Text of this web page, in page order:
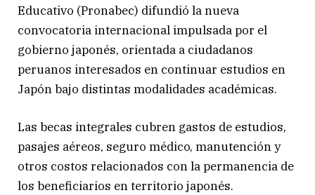
Educativo (Pronabec) difundió la nueva
convocatoria internacional impulsada por el
gobierno japonés, orientada a ciudadanos
peruanos interesados en continuar estudios en
Japón bajo distintas modalidades académicas.
Las becas integrales cubren gastos de estudios,
pasajes aéreos, seguro médico, manutención y
otros costos relacionados con la permanencia de
los beneficiarios en territorio japonés.